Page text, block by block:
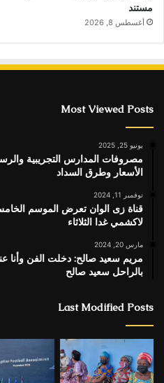
مستند
أغسطس 8, 2026
Most Viewed Posts
يونيو 25, 2025
الأسعار وطرق السداد
نوفمبر 11, 2024
قناة زى الوان تعرض الموسم
لاكشمي غدا الثلاثاء
مارس 20, 2024
بالراحل سعيد صالح
Last Modified Posts